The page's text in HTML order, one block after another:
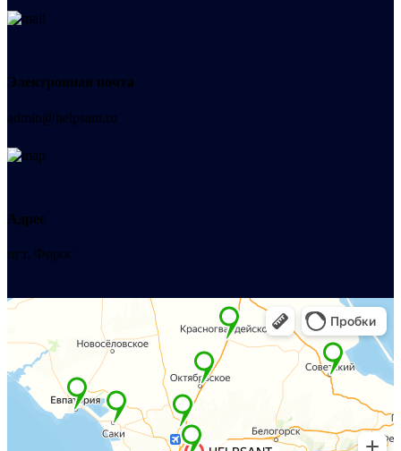
Электронная почта
admin@helpsant.ru
Адрес
пгт. Форос